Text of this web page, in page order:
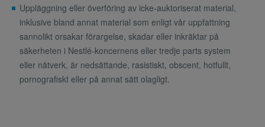
Uppläggning eller överföring av icke-auktoriserat material,
inklusive bland annat material som enligt vår uppfattning
sannolikt orsakar förargelse, skadar eller inkräktar på
säkerheten i Nestlé-koncernens eller tredje parts system
eller nätverk, är nedsättande, rasistiskt, obscent, hotfullt,
pornografiskt eller på annat sätt olagligt.